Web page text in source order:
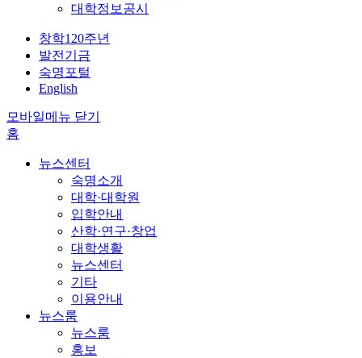
대학정보공시
창학120주년
발전기금
숙명포털
English
모바일메뉴 닫기
홈
뉴스센터
숙명소개
대학·대학원
입학안내
산학·연구·창업
대학생활
뉴스센터
기타
이용안내
뉴스룸
뉴스룸
홍보